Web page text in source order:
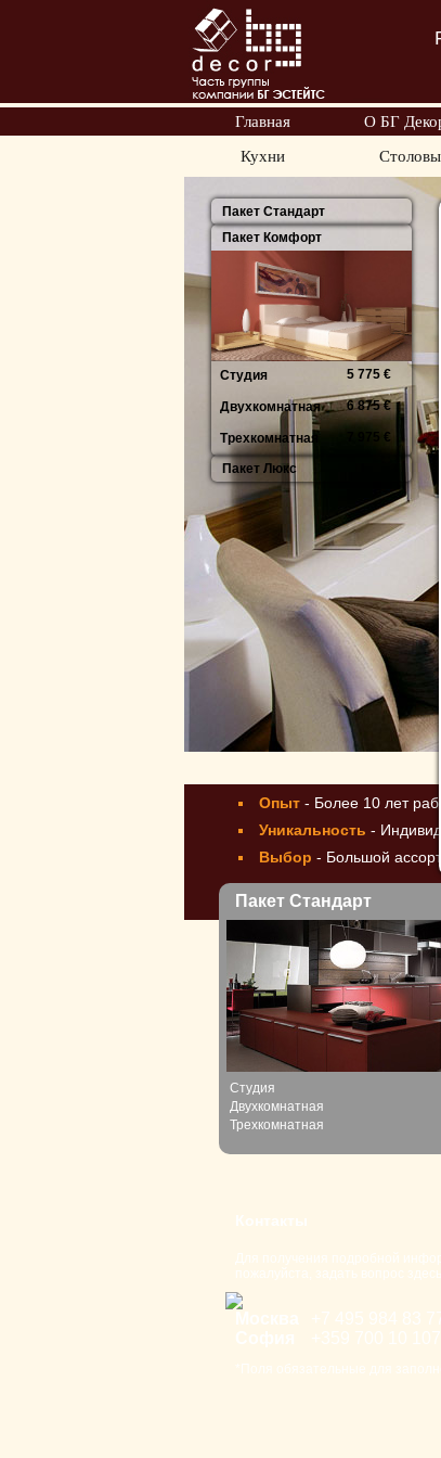
Главная О БГ
Кухни
Пакет Стандарт
Пакет Комфорт
Студия 5 775 €
Двухкомнатная 6 875 €
Трехкомнатная 7 975 €
Пакет Люкс
Опыт - Более 10 лет
Уникальность -
Выбор - Большой
Пакет Стандарт
Студия
Двухкомнатная
Трехкомнатная